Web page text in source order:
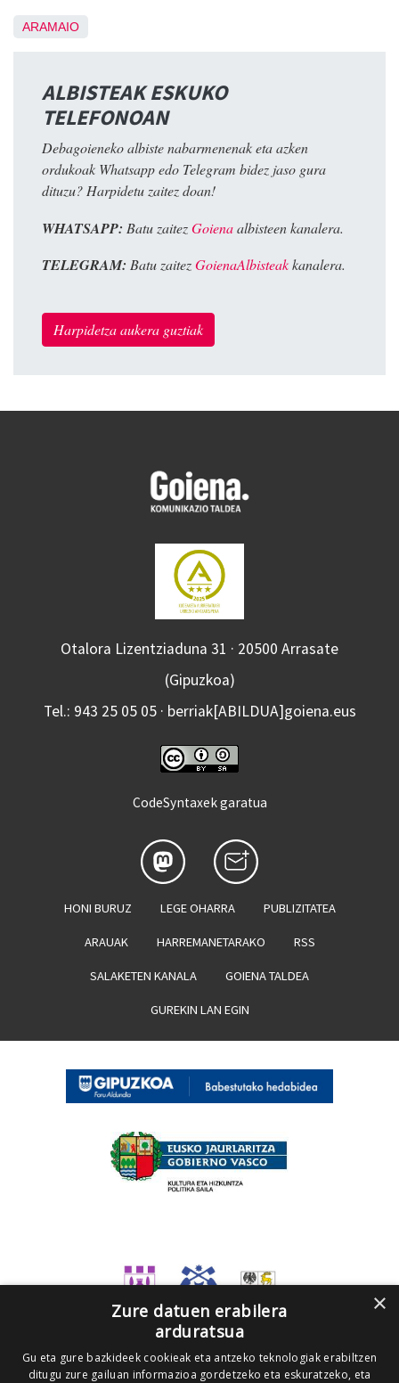
ARAMAIO
ALBISTEAK ESKUKO
TELEFONOAN
Debagoieneko albiste nabarmenenak eta azken
ordukoak Whatsapp edo Telegram bidez jaso gura
dituzu? Harpidetu zaitez doan!
WHATSAPP: Batu zaitezGoienaalbisteen kanalera.
TELEGRAM: Batu zaitezGoienaAlbisteakkanalera.
Harpidetza aukera guztiak
Otalora Lizentziaduna 31 · 20500 Arrasate
(Gipuzkoa)
Tel.: 943 25 05 05 · berriak[ABILDUA]goiena.eus
CodeSyntaxek garatua
HONI BURUZ LEGE OHARRA PUBLIZITATEA
ARAUAK HARREMANETARAKO RSS
SALAKETEN KANALA GOIENA TALDEA
GUREKIN LAN EGIN
×
Zure datuen erabilera
arduratsua
Gu eta gure bazkideek cookieak eta antzeko teknologiak erabiltzen
ditugu zure gailuan informazioa gordetzeko eta eskuratzeko, eta